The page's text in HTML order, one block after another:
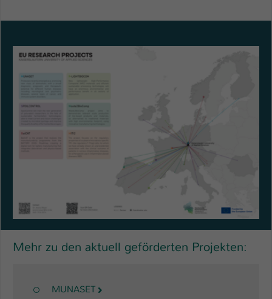
Mehr zu den aktuell geförderten Projekten:
MUNASET
Name be_typo_user
Anbieter TYPO3
Laufzeit 1 Tag
Dieser Cookie teilt der Webseite mit, ob
ein Besucher im Typo3-Backend
angemeldet ist und Rechte besitzt diese